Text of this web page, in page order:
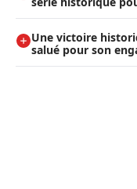
Une victoire
salué pour son